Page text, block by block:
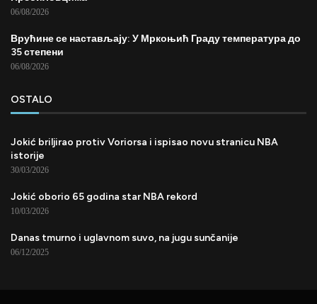
06/08/2026
Врућине се настављају: У Мркоњић Граду температура до
35 степени
06/08/2026
OSTALO
Jokić briljirao protiv Voriorsa i ispisao novu stranicu NBA
istorije
30/03/2026
Jokić oborio 65 godina star NBA rekord
10/03/2026
Danas tmurno i uglavnom suvo, na jugu sunčanije
06/12/2025